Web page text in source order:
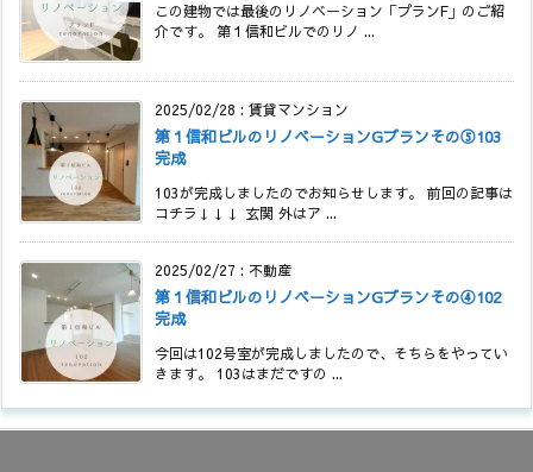
この建物では最後のリノベーション「プランF」のご紹
介です。 第１信和ビルでのリノ ...
2025/02/28 : 賃貸マンション
第１信和ビルのリノベーションGプランその⑤103
完成
103が完成しましたのでお知らせします。 前回の記事は
コチラ↓↓↓ 玄関 外はア ...
2025/02/27 : 不動産
第１信和ビルのリノベーションGプランその④102
完成
今回は102号室が完成しましたので、そちらをやってい
きます。 103はまだですの ...